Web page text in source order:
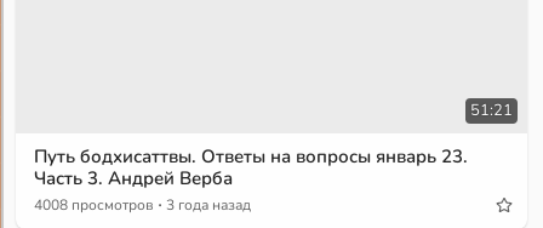
51:21
Путь бодхисаттвы. Ответы на вопросы январь 23.
Часть 3. Андрей Верба
4008 просмотров · 3 года назад